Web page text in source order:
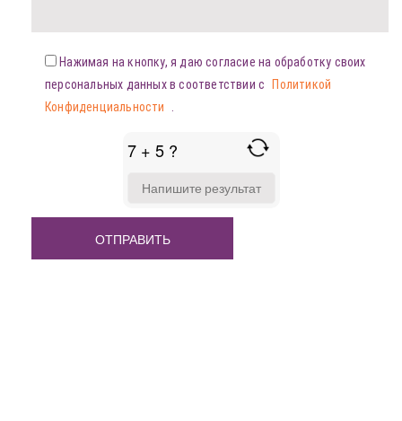
Нажимая на кнопку, я даю согласие на обработку своих
персональных данных в соответствии с
Политикой
Конфиденциальности
7 + 5 ?
FOR
+